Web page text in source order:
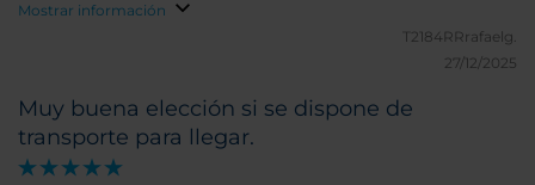
Mostrar información
T2184RRrafaelg.
27/12/2025
Muy buena elección si se dispone de
transporte para llegar.